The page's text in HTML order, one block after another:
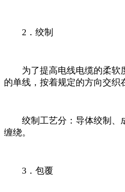
2．绞制
为了提高电线电缆的柔软
的单线，按着规定的方向交织
绞制工艺分：导体绞制、
缠绕。
3．包覆